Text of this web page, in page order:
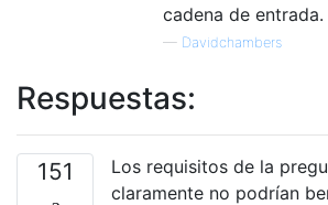
cadena de entrada.
— Davidchambers
Respuestas:
151
Los requisitos de la
claramente no podrían